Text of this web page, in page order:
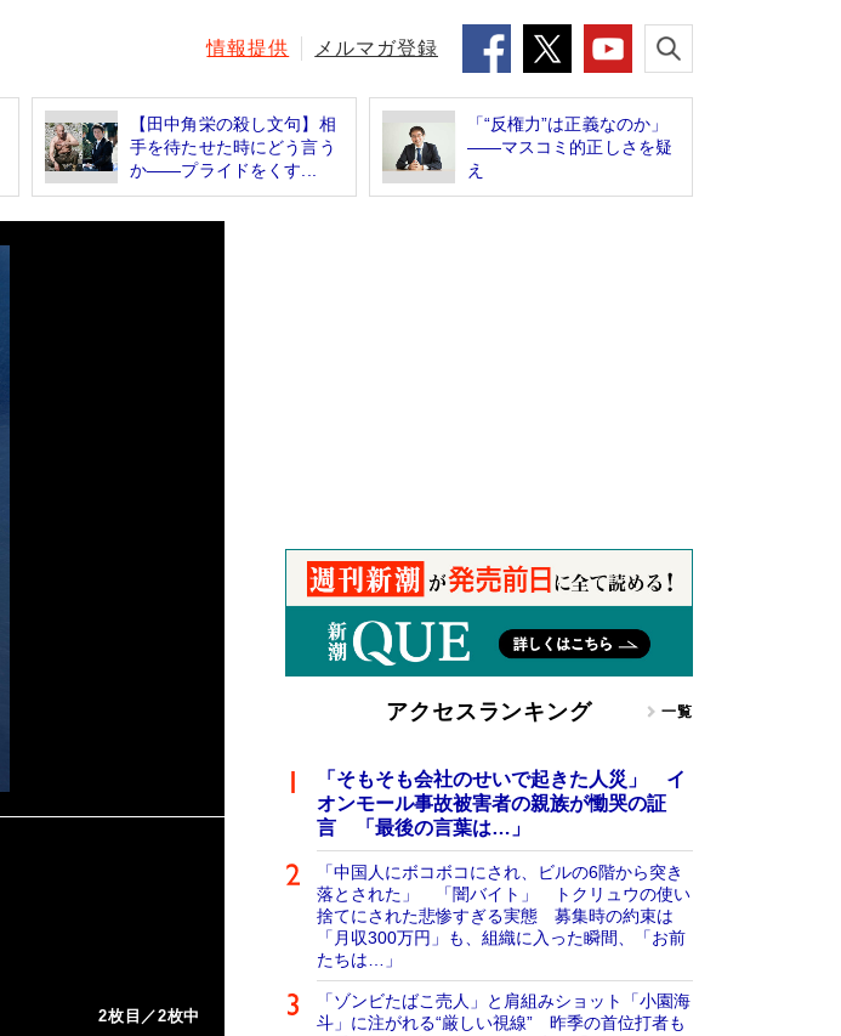
情報提供 メルマガ登録
【田中角栄の殺し文句】相
手を待たせた時にどう言う
か――プライドをくす...
「“反権力”は正義なのか」
――マスコミ的正しさを疑
え
2枚目／2枚中
アクセスランキング 一覧
「そもそも会社のせいで起きた人災」 イ
オンモール事故被害者の親族が慟哭の証
言 「最後の言葉は…」
「中国人にボコボコにされ、ビルの6階から突き
落とされた」 「闇バイト」 トクリュウの使い
捨てにされた悲惨すぎる実態 募集時の約束は
「月収300万円」も、組織に入った瞬間、「お前
たちは…」
「ゾンビたばこ売人」と肩組みショット「小園海
斗」に注がれる“厳しい視線” 昨季の首位打者も